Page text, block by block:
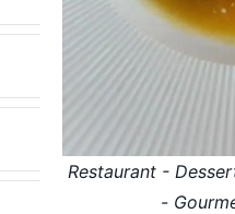
Restaurant -
-